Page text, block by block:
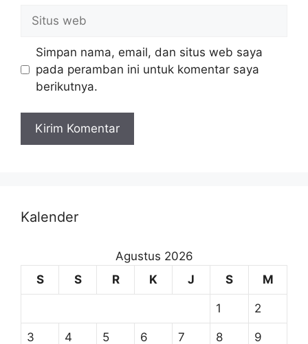
Simpan nama, email, dan situs web saya
pada peramban ini untuk komentar saya
berikutnya.
Kalender
Agustus 2026
S
S R K J S M
1 2
3 4 5 6 7 8 9